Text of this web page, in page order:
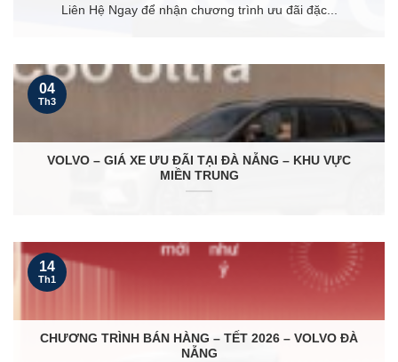
Liên Hệ Ngay để nhận chương trình ưu đãi đặc...
VOLVO – GIÁ XE ƯU ĐÃI TẠI ĐÀ NẴNG – KHU VỰC
MIỀN TRUNG
04
Th3
CHƯƠNG TRÌNH BÁN HÀNG – TẾT 2026 – VOLVO ĐÀ
NẴNG
14
Th1